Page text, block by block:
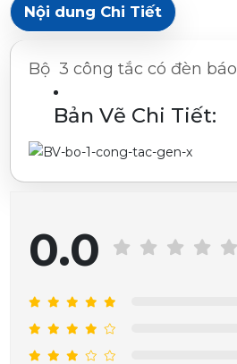
Nội dung Chi Tiết
Bộ 3 công tắc có đèn báo
Bản Vẽ Chi Tiết:
0.0